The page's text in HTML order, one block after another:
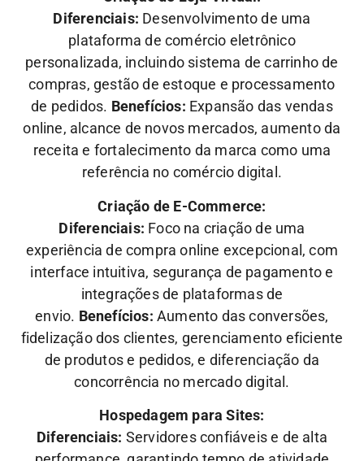
Diferenciais: Desenvolvimento de uma
plataforma de comércio eletrônico
personalizada, incluindo sistema de carrinho de
compras, gestão de estoque e processamento
de pedidos. Benefícios: Expansão das vendas
online, alcance de novos mercados, aumento da
receita e fortalecimento da marca como uma
referência no comércio digital.
Criação de E-Commerce:
Diferenciais: Foco na criação de uma
experiência de compra online excepcional, com
interface intuitiva, segurança de pagamento e
integrações de plataformas de
envio. Benefícios: Aumento das conversões,
fidelização dos clientes, gerenciamento eficiente
de produtos e pedidos, e diferenciação da
concorrência no mercado digital.
Hospedagem para Sites:
Diferenciais: Servidores confiáveis e de alta